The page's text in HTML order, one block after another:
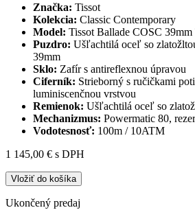
Značka: Tissot
Kolekcia: Classic Contemporary
Model: Tissot Ballade COSC 39mm
Puzdro: Ušľachtilá oceľ so
39mm
Sklo: Zafír s antireflexnou úpravou
Ciferník: Strieborný s ručičkami
luminiscenčnou vrstvou
Remienok: Ušľachtilá oceľ so
Mechanizmus: Powermatic 80,
Vodotesnosť: 100m / 10ATM
1 145,00 € s DPH
Vložiť do košíka
Ukončený predaj